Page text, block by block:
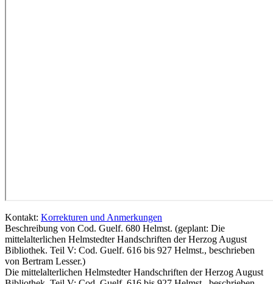
Kontakt: Korrekturen und Anmerkungen
Beschreibung von Cod. Guelf. 680 Helmst. (geplant: Die
mittelalterlichen Helmstedter Handschriften der Herzog August
Bibliothek. Teil V: Cod. Guelf. 616 bis 927 Helmst., beschrieben
von Bertram Lesser.)
Die mittelalterlichen Helmstedter Handschriften der Herzog August